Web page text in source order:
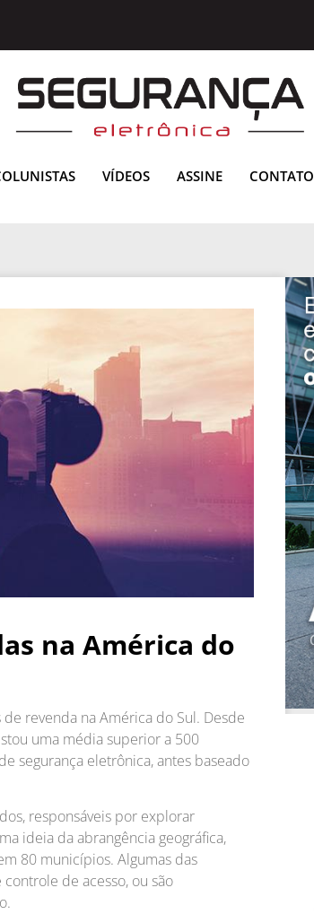
VÍDEOS ASSINE CONTATO
na América do
revenda na América do Sul. Desde
uma média superior a 500
segurança eletrônica, antes baseado
responsáveis por explorar
ideia da abrangência geográfica,
80 municípios. Algumas das
de acesso, ou são